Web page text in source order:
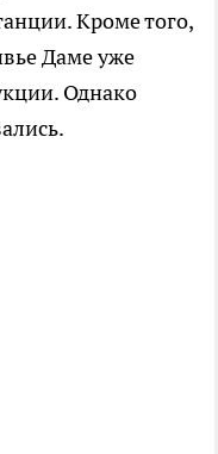
Кроме того,
Даме уже
Однако